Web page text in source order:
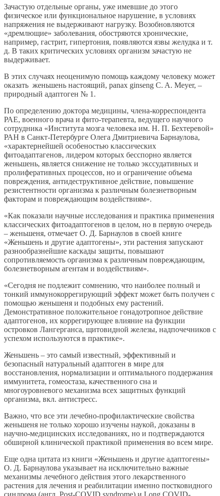
Зачастую отдельные органы, уже имевшие до этого
физическое или функциональное нарушение, в условиях
напряжения не выдерживают нагрузку. Возобновляются
«дремлющие» заболевания, обостряются хронические,
например, гастрит, гипертония, появляются язвы желудка и т.
д. В таких критических условиях организм зачастую не
выдерживает.
В этих случаях неоценимую помощь каждому человеку может
оказать женьшень настоящий, panax ginseng C. A. Meyer, –
природный адаптоген № 1.
По определению доктора медицины, члена-корреспондента
РАЕ, военного врача и фито-терапевта, ведущего научного
сотрудника «Института мозга человека им. Н. П. Бехтеревой»
РАН в Санкт-Петербурге Олега Дмитриевича Барнаулова,
«характернейшей особеностью классических
фитоадаптагенов, лидером которых бесспорно является
женьшень, является снижение не только экссудативных и
пролиферативных процессов, но и ограничение объема
повреждения, антидеструктивное действие, повышение
резистентности организма к различным болезнетворным
факторам и повреждающим воздействиям».
«Как показали научные исследования и практика применения
классических фитоадаптогенов в целом, но в первую очередь
– женьшеня, отмечает О. Д. Барнаулов в своей книге
«Женьшень и другие адаптогены», эти растения запускают
разнообразнейшие каскады защиты, повышают
сопротивляемость организма к различным повреждающим,
болезнетворным агентам и воздействиям».
«Сегодня не подлежит сомнению, что наиболее полный и
тонкий иммунокоррегирующий эффект может быть получен с
помощью женьшеня и подобных ему растений.
Демонстративное положительное гонадотропное действие
адаптогенов, их коррегирующее влияние на функции
островков Лангерганса, щитовидной железы, надпочечников с
успехом используются в практике».
Женьшень – это самый известный, эффективный и
безопасный натуральный адаптоген в мире для
восстановления, нормализации и оптимального поддержания
иммунитета, гомеостаза, качественного сна и
многоуровневого механизма всех защитных функций
организма, вкл. антистресс.
Важно, что все эти лечебно-профилактические свойства
женьшеня не только хорошо изучены наукой, доказаны в
научно-медицинских исследованиях, но и подтверждаются
обширной клинической практикой применения во всем мире.
Еще одна цитата из книги «Женьшень и другие адаптогены»
О. Д. Барнаулова указывает на исключительно важные
механизмы лечебного действия этого лекарственного
растения для лечения и реабилитации именно постковидного
синдрома (англ. Post-COVID syndrome) и Long COVID-